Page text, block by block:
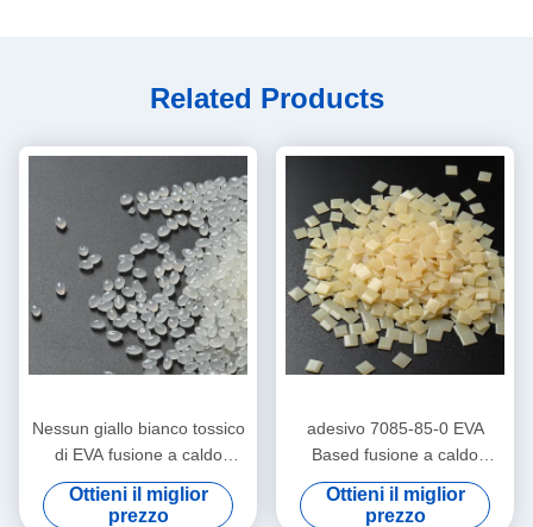
Related Products
Nessun giallo bianco tossico
di EVA fusione a caldo
Adhesive 25kg della colla di
filtro dell'aria
Ottieni il miglior
prezzo
adesivo 7085-85-0 EVA
Based fusione a caldo
Adhesive di filtro dell'aria
25kg
Ottieni il miglior
prezzo